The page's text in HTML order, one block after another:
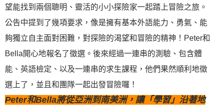
望能找到兩個聰明、靈活的小小探險家一起踏上冒險之旅。
公告中提到了幾項要求，像是擁有基本外語能力、勇氣、能
夠獨立自主面對困難，對探險的渴望和冒險的精神！Peter和
Bella開心地報名了徵選。後來經過一連串的測驗、包含體
能、英語檢定、以及一連串的求生課程，他們果然順利地徵
選上了，並且和團隊一起出發冒險囉！
Peter和Bella將從亞洲到南美洲，讓「學習」沿著地